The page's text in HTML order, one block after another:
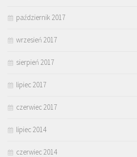
październik 2017
wrzesień 2017
sierpień 2017
lipiec 2017
czerwiec 2017
lipiec 2014
czerwiec 2014